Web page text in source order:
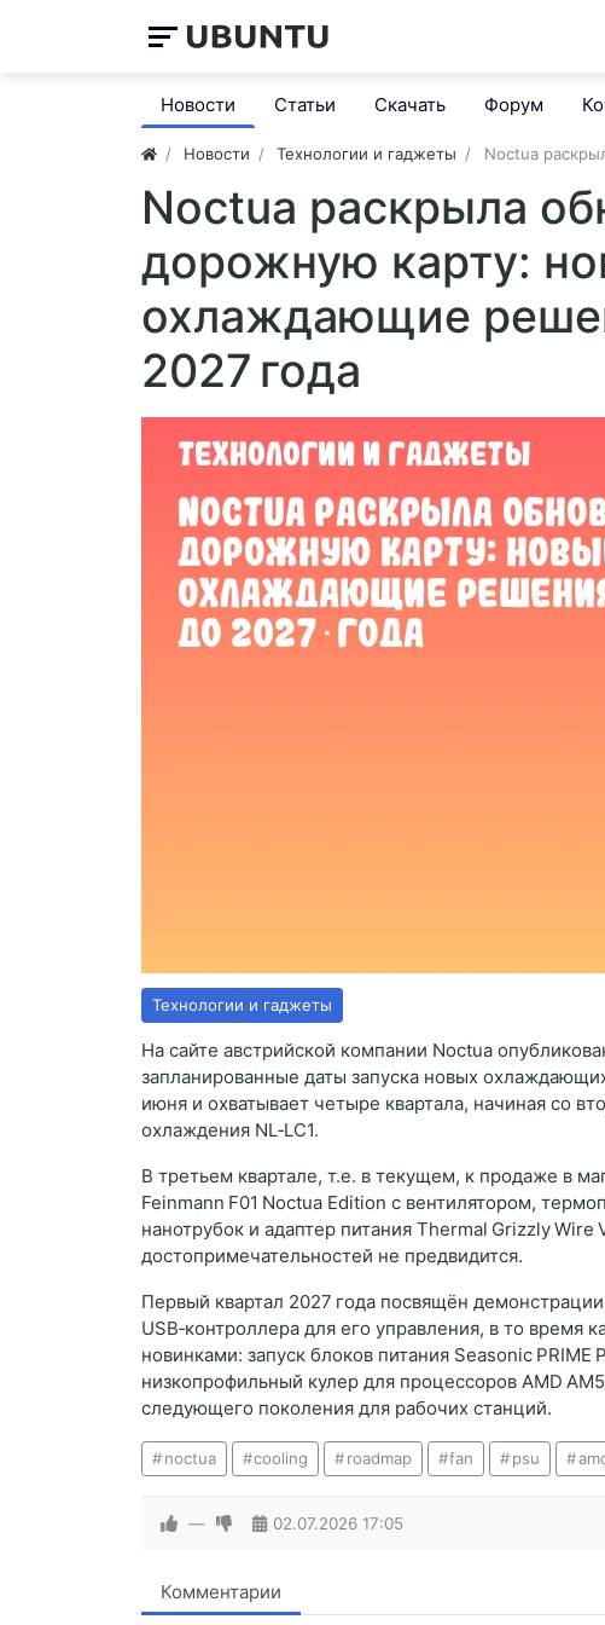
Новости Статьи Скачать Форум
Новости Технологии и гаджеты Noctua
Noctua раскрыла
дорожную карту:
охлаждающие
2027 года
Технологии и гаджеты
На сайте австрийской компании Noctua
запланированные даты запуска новых
июня и охватывает четыре квартала, начиная со
охлаждения NL‑LC1.
В третьем квартале, т.е. в текущем, к продаже в
Feinmann F01 Noctua Edition с вентилятором,
нанотрубок и адаптер питания Thermal Grizzly
достопримечательностей не предвидится.
Первый квартал 2027 года посвящён
USB‑контроллера для его управления, в то
новинками: запуск блоков питания Seasonic
низкопрофильный кулер для процессоров AMD
следующего поколения для рабочих станций.
noctua cooling roadmap fan psu
— 02.07.2026 17:05
Комментарии